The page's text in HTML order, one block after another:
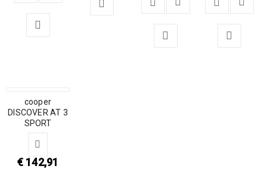
cooper
DISCOVER AT 3
SPORT
€142,91